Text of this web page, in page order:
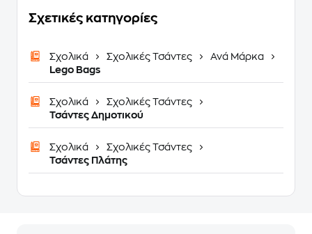
Σχετικές κατηγορίες
Σχολικά Σχολικές Τσάντες
Ανά Μάρκα
Lego Bags
Σχολικά
Σχολικές Τσάντες
Τσάντες Δημοτικού
Σχολικά
Σχολικές Τσάντες
Τσάντες Πλάτης